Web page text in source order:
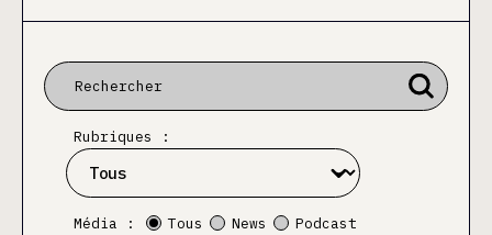
Rubriques :
Média : Tous News
Podcast